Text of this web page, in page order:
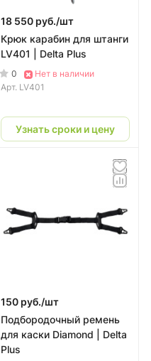
18 550 руб./шт
Крюк карабин для штанги
LV401 | Delta Plus
0
Нет в наличии
Арт. LV401
Узнать сроки и цену
150 руб./шт
Подбородочный ремень
для каски Diamond | Delta
Plus